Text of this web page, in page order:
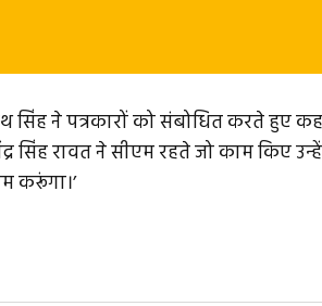
ने पत्रकारों को संबोधित करते हुए
सिंह रावत ने सीएम रहते जो काम किए
करूंगा।’